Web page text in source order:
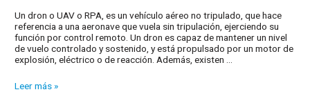
Un dron o UAV o RPA, es un vehículo aéreo no tripulado, que hace
referencia a una aeronave que vuela sin tripulación, ejerciendo su
función por control remoto. Un dron es capaz de mantener un nivel
de vuelo controlado y sostenido, y está propulsado por un motor de
explosión, eléctrico o de reacción. Además, existen …
¿Qué
Leer más »